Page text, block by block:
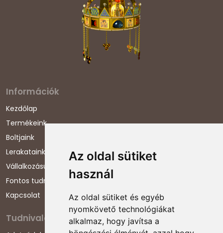
Az oldal sütiket
használ
Az oldal sütiket és egyéb
nyomkövető technológiákat
alkalmaz, hogy javítsa a
Információk
Kezdőlap
Termékeink
Boltjaink
Lerakataink
Vállalkozásunkról
Fontos tudnivalók
Kapcsolat
Tudnivalók